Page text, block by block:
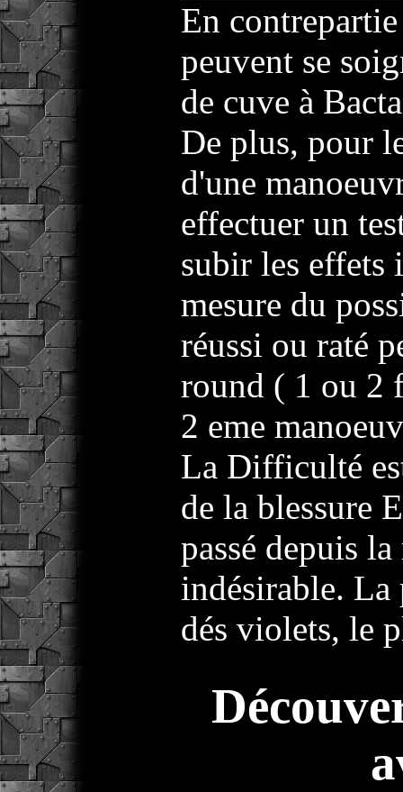
En
peuvent se
de cuve à
De plus, pour
d'une
effectuer un
subir les effets
mesure du
réussi ou raté
round ( 1 ou 2
2 eme
La Difficulté
de la blessure
passé depuis
indésirable. La
dés violets, le